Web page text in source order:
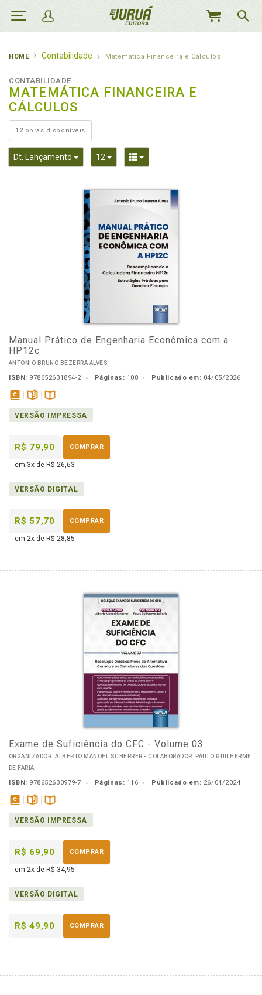
MEU
HOME Contabilidade Matemática Financeira e Cálculos
CONTABILIDADE
MATEMÁTICA FINANCEIRA E
CÁLCULOS
12 obras disponíveis
Dt. Lançamento Toggle Dropdown
12 Toggle DropdownToggle Dropdown
Manual Prático de Engenharia Econômica com a
HP12c
ANTONIO BRUNO BEZERRA ALVES
ISBN: 978652631894-2 Páginas: 108 Publicado em: 04/05/2026
disponível
em
páginasDisponível
na
VERSÃO IMPRESSA
R$ 79,90 COMPRAR
em 3x de R$ 26,63
VERSÃO DIGITAL
R$ 57,70 COMPRAR
em 2x de R$ 28,85
Exame de Suficiência do CFC - Volume 03
ORGANIZADOR: ALBERTO MANOEL SCHERRER - COLABORADOR: PAULO GUILHERME
DE FARIA
ISBN: 978652630979-7 Páginas: 116 Publicado em: 26/04/2024
disponível
em
páginasDisponível
na
VERSÃO IMPRESSA
R$ 69,90 COMPRAR
em 2x de R$ 34,95
VERSÃO DIGITAL
R$ 49,90 COMPRAR